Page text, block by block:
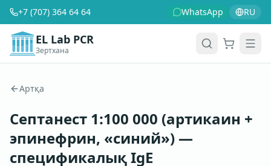
+7 (707) 364 64 64 WhatsApp RU
EL Lab PCR
Зертхана
Артқа
Септанест 1:100 000 (артикаин +
эпинефрин, «синий») —
спецификалық IgE